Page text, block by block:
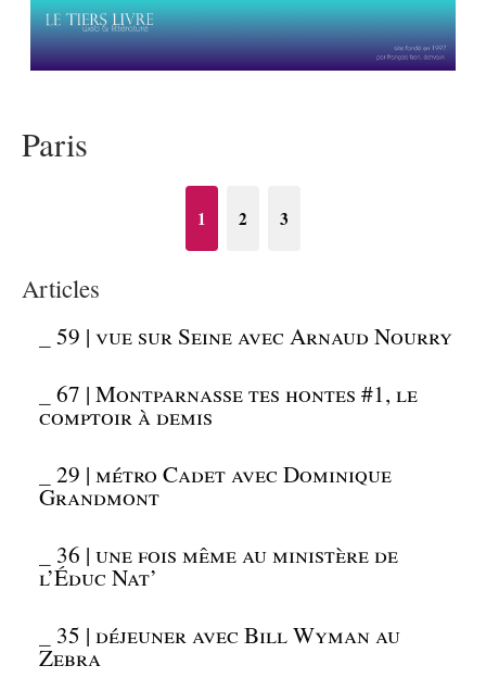
Paris
1 2 3
Articles
_59 | vue sur Seine avec Arnaud Nourry
_67 | Montparnasse tes hontes #1, le
comptoir à demis
_29 | métro Cadet avec Dominique
Grandmont
36 | une fois même au ministère de
l’Éduc Nat’
35 | déjeuner avec Bill Wyman au
Zebra